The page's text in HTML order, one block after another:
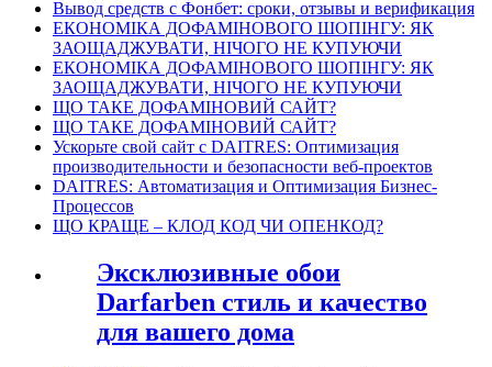
Вывод средств с Фонбет: сроки, отзывы и верификация
ЕКОНОМІКА ДОФАМІНОВОГО ШОПІНГУ: ЯК
ЗАОЩАДЖУВАТИ, НІЧОГО НЕ КУПУЮЧИ
ЕКОНОМІКА ДОФАМІНОВОГО ШОПІНГУ: ЯК
ЗАОЩАДЖУВАТИ, НІЧОГО НЕ КУПУЮЧИ
ЩО ТАКЕ ДОФАМІНОВИЙ САЙТ?
ЩО ТАКЕ ДОФАМІНОВИЙ САЙТ?
Ускорьте свой сайт с DAITRES: Оптимизация
производительности и безопасности веб-проектов
DAITRES: Автоматизация и Оптимизация Бизнес-
Процессов
ЩО КРАЩЕ – КЛОД КОД ЧИ ОПЕНКОД?
Эксклюзивные обои
Darfarben стиль и качество
для вашего дома